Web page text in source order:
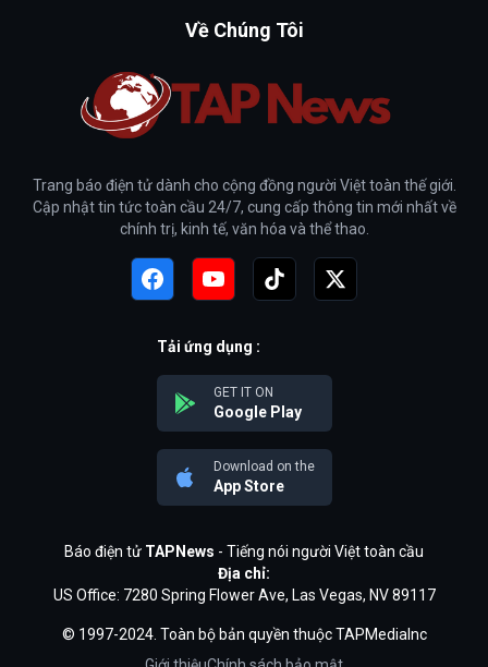
Về Chúng Tôi
Trang báo điện tử dành cho cộng đồng người Việt toàn thế giới.
Cập nhật tin tức toàn cầu 24/7, cung cấp thông tin mới nhất về
chính trị, kinh tế, văn hóa và thể thao.
Tải ứng dụng :
GET IT ON
Google Play
Download on the
App Store
Báo điện tử TAPNews - Tiếng nói người Việt toàn cầu
Địa chỉ:
US Office: 7280 Spring Flower Ave, Las Vegas, NV 89117
© 1997-2024. Toàn bộ bản quyền thuộc TAPMediaInc